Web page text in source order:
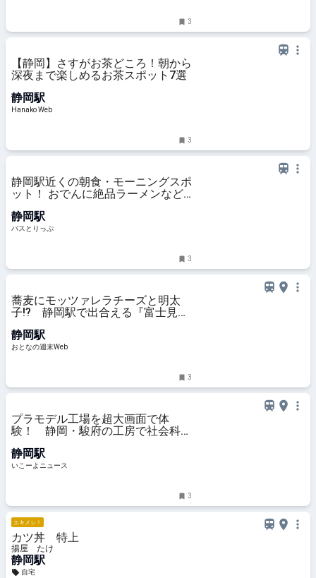
3
【静岡】さすがお茶どころ！朝から
深夜まで楽しめるお茶スポット7選
静岡駅
Hanako Web
3
静岡駅近くの朝食・モーニングスポ
ット！ おでんに絶品ラーメンなど
静岡駅
バスとりっぷ
3
蕎麦にモッツァレラチーズと明太
子!? 静岡駅で出合える『富士見そ
静岡駅
おとなの週末Web
3
プラモデル工場を超大画面で体
験！ 静岡・駿府の工房で社会科見
静岡駅
いこーよニュース
3
エキメシ！
カツ丼 特上
揚屋 たけ
静岡駅
自宅